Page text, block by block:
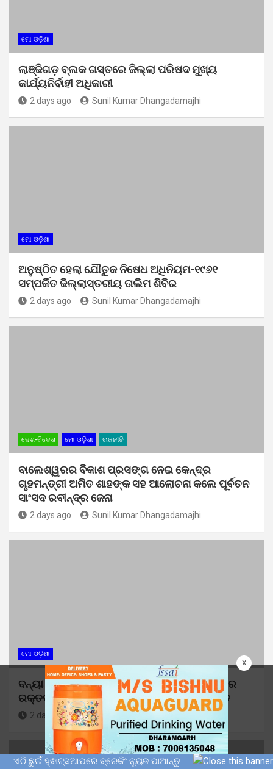
x
ମୋ ଓଡ଼ିଶା
ଲାଞ୍ଜିଗଡ଼ ବ୍ଲକ ଗସ୍ତରେ ଜିଲ୍ଲା ପରିଷଦ ମୁଖ୍ୟ
କାର୍ଯ୍ୟନିର୍ବାହୀ ଅଧିକାରୀ
2 days ago Sunil Kumar Dhangadamajhi
ମୋ ଓଡ଼ିଶା
ଅନୁଷ୍ଠିତ ହେଲା ଯୌତୁକ ନିଷେଧ ଅଧିନିୟମ-୧୯୬୧
ସମ୍ପର୍କିତ ଜିଲ୍ଲାସ୍ତରୀୟ ତାଲିମ ଶିବିର
2 days ago Sunil Kumar Dhangadamajhi
ଦେଶ-ବିଦେଶ ମୋ ଓଡ଼ିଶା ରାଜନୀତି
ବାଲେଶ୍ୱରର ବିକାଶ ପ୍ରସଙ୍ଗ ନେଇ କେନ୍ଦ୍ର
ଗୃହମନ୍ତ୍ରୀ ଅମିତ ଶାହଙ୍କ ସହ ଆଲୋଚନା କଲେ ପୂର୍ବତନ
ସାଂସଦ ରବୀନ୍ଦ୍ର ଜେନା
2 days ago Sunil Kumar Dhangadamajhi
ମୋ ଓଡ଼ିଶା
ବନ୍ୟା ସମୟରେ ମାନବିକ ପଦକ୍ଷେପ: ଛାତ୍ର ବିଜେଡିର
ରକ୍ତଦାନ ଶିବିରରେ ସଂଗୃହୀତ ହେଲା ୭୧ ୟୁନିଟ୍ ରକ୍ତ
2 days ago Sunil Kumar Dhangadamajhi
ଏଠି ଛୁଇଁ ହ୍ଵାଟ୍ସଆପରେ ବ୍ରେକିଂ ନ୍ୟୁଜ ପାଆନ୍ତୁ